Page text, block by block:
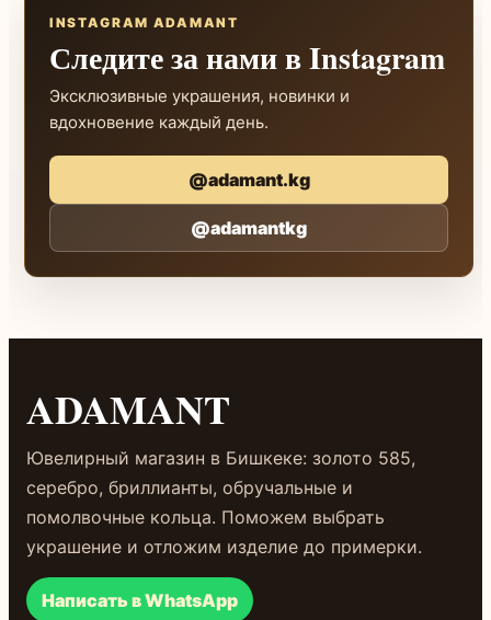
INSTAGRAM ADAMANT
Следите за нами в Instagram
Эксклюзивные украшения, новинки и
вдохновение каждый день.
@adamant.kg
@adamantkg
ADAMANT
Ювелирный магазин в Бишкеке: золото 585,
серебро, бриллианты, обручальные и
помолвочные кольца. Поможем выбрать
украшение и отложим изделие до примерки.
Написать в WhatsApp